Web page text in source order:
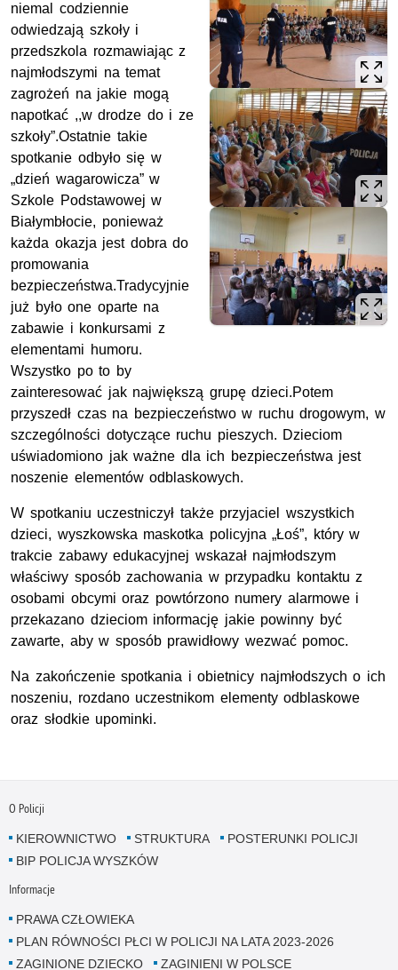
niemal codziennie
odwiedzają szkoły i
przedszkola rozmawiając z
najmłodszymi na temat
zagrożeń na jakie mogą
napotkać ,,w drodze do i ze
szkoły”.Ostatnie takie
spotkanie odbyło się w
„dzień wagarowicza” w
Szkole Podstawowej w
Białymbłocie, ponieważ
każda okazja jest dobra do
promowania
bezpieczeństwa.Tradycyjnie
już było one oparte na
zabawie i konkursami z
elementami humoru.
Wszystko po to by
zainteresować jak największą grupę dzieci.Potem
przyszedł czas na bezpieczeństwo w ruchu drogowym, w
szczególności dotyczące ruchu pieszych. Dzieciom
uświadomiono jak ważne dla ich bezpieczeństwa jest
noszenie elementów odblaskowych.
W spotkaniu uczestniczył także przyjaciel wszystkich
dzieci, wyszkowska maskotka policyjna „Łoś”, który w
trakcie zabawy edukacyjnej wskazał najmłodszym
właściwy sposób zachowania w przypadku kontaktu z
osobami obcymi oraz powtórzono numery alarmowe i
przekazano dzieciom informację jakie powinny być
zawarte, aby w sposób prawidłowy wezwać pomoc.
Na zakończenie spotkania i obietnicy najmłodszych o ich
noszeniu, rozdano uczestnikom elementy odblaskowe
oraz słodkie upominki.
O Policji
KIEROWNICTWO STRUKTURA
POSTERUNKI POLICJI
BIP POLICJA WYSZKÓW
Informacje
PRAWA CZŁOWIEKA
PLAN RÓWNOŚCI PŁCI W POLICJI NA LATA 2023-2026
ZAGINIONE DZIECKO
ZAGINIENI W POLSCE